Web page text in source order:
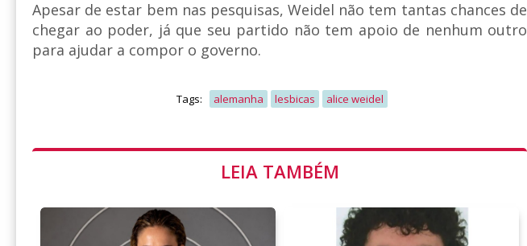
Apesar de estar bem nas pesquisas, Weidel não tem tantas chances de
chegar ao poder, já que seu partido não tem apoio de nenhum outro
para ajudar a compor o governo.
Tags: alemanha lesbicas alice weidel
LEIA TAMBÉM